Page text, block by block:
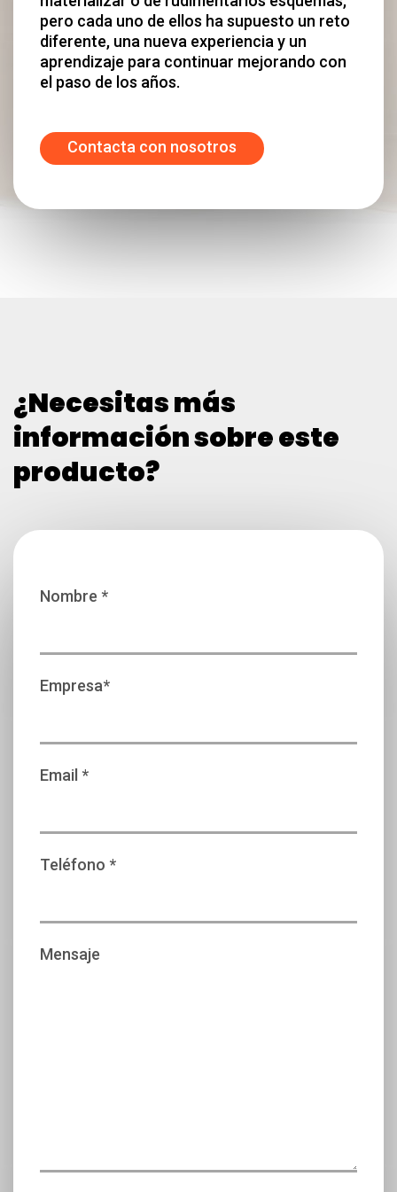
pero cada uno de ellos ha supuesto un reto
diferente, una nueva experiencia y un
aprendizaje para continuar mejorando con
el paso de los años.
Contacta con nosotros
¿Necesitas más
información sobre este
producto?
Nombre *
Empresa*
Email *
Teléfono *
Mensaje